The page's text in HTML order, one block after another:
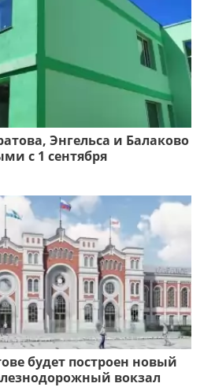
Энгельса и Балаково
с 1 сентября
будет построен новый
вокзал